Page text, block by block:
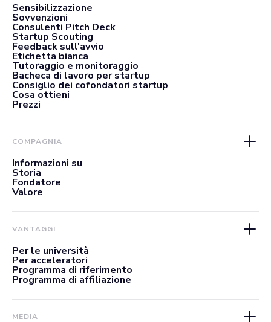
Sensibilizzazione
Sovvenzioni
Consulenti Pitch Deck
Startup Scouting
Feedback sull'avvio
Etichetta bianca
Tutoraggio e monitoraggio
Bacheca di lavoro per startup
Consiglio dei cofondatori startup
Cosa ottieni
Prezzi
COMPAGNIA
Informazioni su
Storia
Fondatore
Valore
VANTAGGI
Per le università
Per acceleratori
Programma di riferimento
Programma di affiliazione
MEDIA